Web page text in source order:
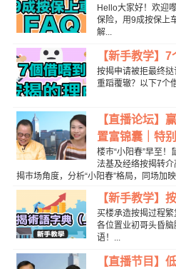
Hello大家好！欢迎
保险，用9成按保上
解...
【新手教学】
按揭申请被拒最终
重蹈覆辙？以下7个
【直播论坛】
置富锦囊｜特
楼巿“小阳春”早至
法基及经络按揭转
揭巿场角度，分析“小阳春”格局，同场加
【新手教学】
买楼承造按揭过程
各位置业初哥头昏
语！...
【直播节目】